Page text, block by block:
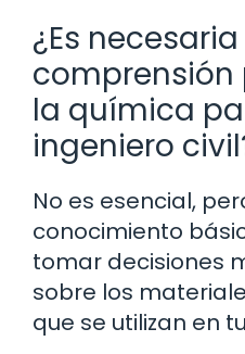
¿Es
la química
ingeniero
No es esencial,
conocimiento
tomar decisiones
sobre los
que se utilizan en